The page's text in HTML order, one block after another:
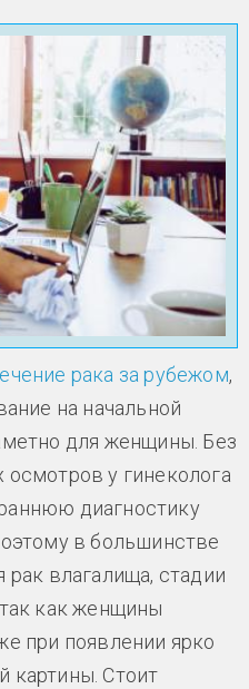
рака за рубежом,
на начальной
для женщины. Без
у гинеколога
диагностику
в большинстве
рак влагалища, стадии
как женщины
при появлении ярко
картины. Стоит